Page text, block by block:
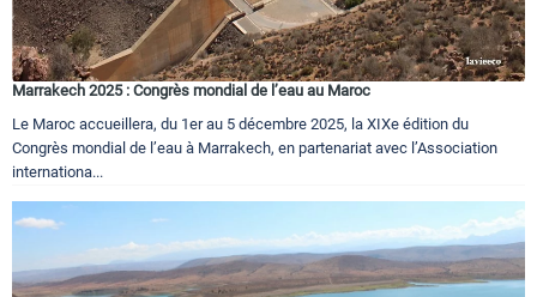
Marrakech 2025 : Congrès mondial de l’eau au Maroc
Le Maroc accueillera, du 1er au 5 décembre 2025, la XIXe édition du
Congrès mondial de l’eau à Marrakech, en partenariat avec l’Association
internationa...